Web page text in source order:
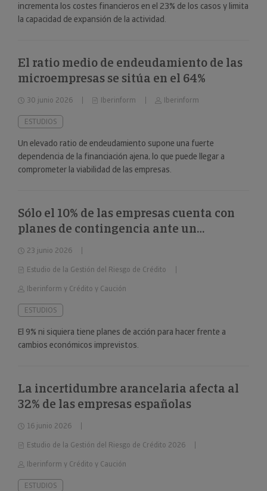
incrementa los costes financieros en el 23% de los casos y limita
la capacidad de expansión de la actividad.
El ratio medio de endeudamiento de las
microempresas se sitúa en el 64%
30 junio 2026 Iberinform Iberinform
ESTUDIOS
Un elevado ratio de endeudamiento supone una fuerte
dependencia de la financiación ajena, lo que puede llegar a
comprometer la viabilidad de las empresas.
Sólo el 10% de las empresas cuenta con
planes de contingencia ante un
deterioro repentino de la situación
económica
23 junio 2026
Estudio de la Gestión del Riesgo de Crédito
Iberinform y Crédito y Caución
ESTUDIOS
El 9% ni siquiera tiene planes de acción para hacer frente a
cambios económicos imprevistos.
La incertidumbre arancelaria afecta al
32% de las empresas españolas
16 junio 2026
Estudio de la Gestión del Riesgo de Crédito 2026
Iberinform y Crédito y Caución
ESTUDIOS